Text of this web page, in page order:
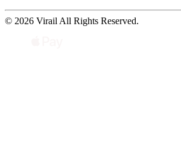
© 2026 Virail All Rights Reserved.